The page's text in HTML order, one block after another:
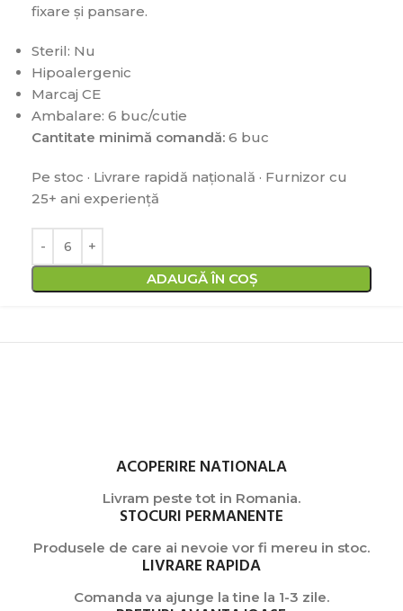
fixare și pansare.
Steril: Nu
Hipoalergenic
Marcaj CE
Ambalare: 6 buc/cutie
Cantitate minimă comandă: 6 buc
Pe stoc · Livrare rapidă națională · Furnizor cu
25+ ani experiență
ADAUGĂ ÎN COȘ
ACOPERIRE NATIONALA
Livram peste tot in Romania.
STOCURI PERMANENTE
Produsele de care ai nevoie vor fi mereu in stoc.
LIVRARE RAPIDA
Comanda va ajunge la tine la 1-3 zile.